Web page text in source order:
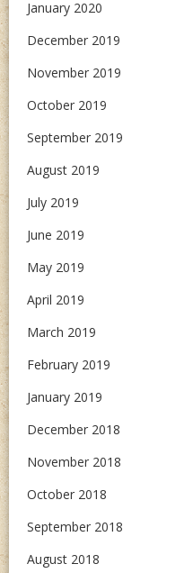
January 2020
December 2019
November 2019
October 2019
September 2019
August 2019
July 2019
June 2019
May 2019
April 2019
March 2019
February 2019
January 2019
December 2018
November 2018
October 2018
September 2018
August 2018